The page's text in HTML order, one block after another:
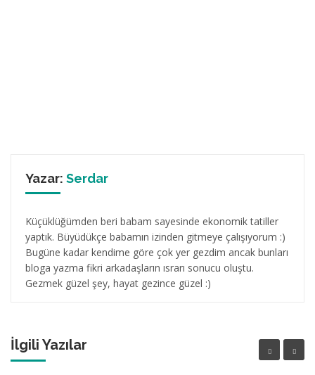
Yazar: Serdar
Küçüklüğümden beri babam sayesinde ekonomik tatiller
yaptık. Büyüdükçe babamın izinden gitmeye çalışıyorum :)
Bugüne kadar kendime göre çok yer gezdim ancak bunları
bloga yazma fikri arkadaşların ısrarı sonucu oluştu.
Gezmek güzel şey, hayat gezince güzel :)
İlgili Yazılar